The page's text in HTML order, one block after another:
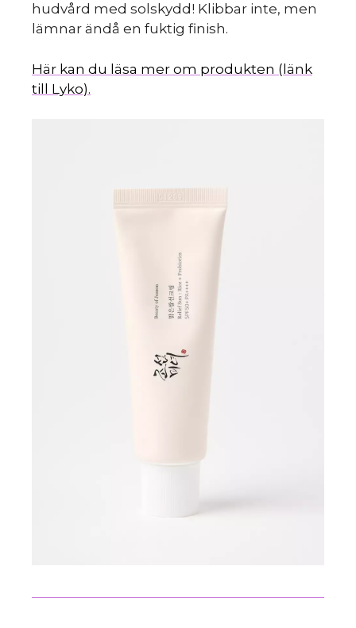
hudvård med solskydd! Klibbar inte, men
lämnar ändå en fuktig finish.
Här kan du läsa mer om produkten (länk
till Lyko).